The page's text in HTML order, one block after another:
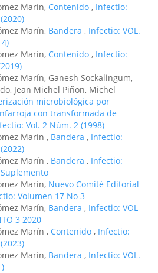
Marín, Contenido , Infectio:
Marín, Bandera , Infectio: VOL.
Marín, Contenido , Infectio:
Marín, Ganesh Sockalingum,
Jean Michel Piñon, Michel
microbiológica por
con transformada de
Vol. 2 Núm. 2 (1998)
Marín , Bandera , Infectio:
Marín , Bandera , Infectio:
Marín, Nuevo Comité Editorial
Volumen 17 No 3
Marín, Bandera , Infectio: VOL
3 2020
Marín , Contenido , Infectio:
Marín, Bandera , Infectio: VOL.